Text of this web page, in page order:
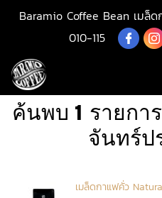
Baramio Coffee Bean เมล็
010-115
ค้นพบ 1 รายกา
จันทร์ป
เมล็ดกาแฟคั่ว